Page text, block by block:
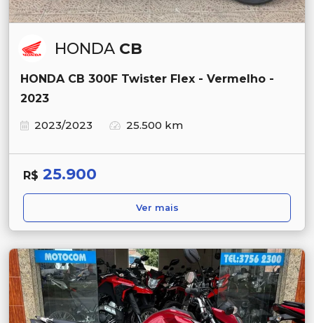
HONDA CB
HONDA CB 300F Twister Flex - Vermelho -
2023
2023/2023
25.500 km
R$ 25.900
Ver mais